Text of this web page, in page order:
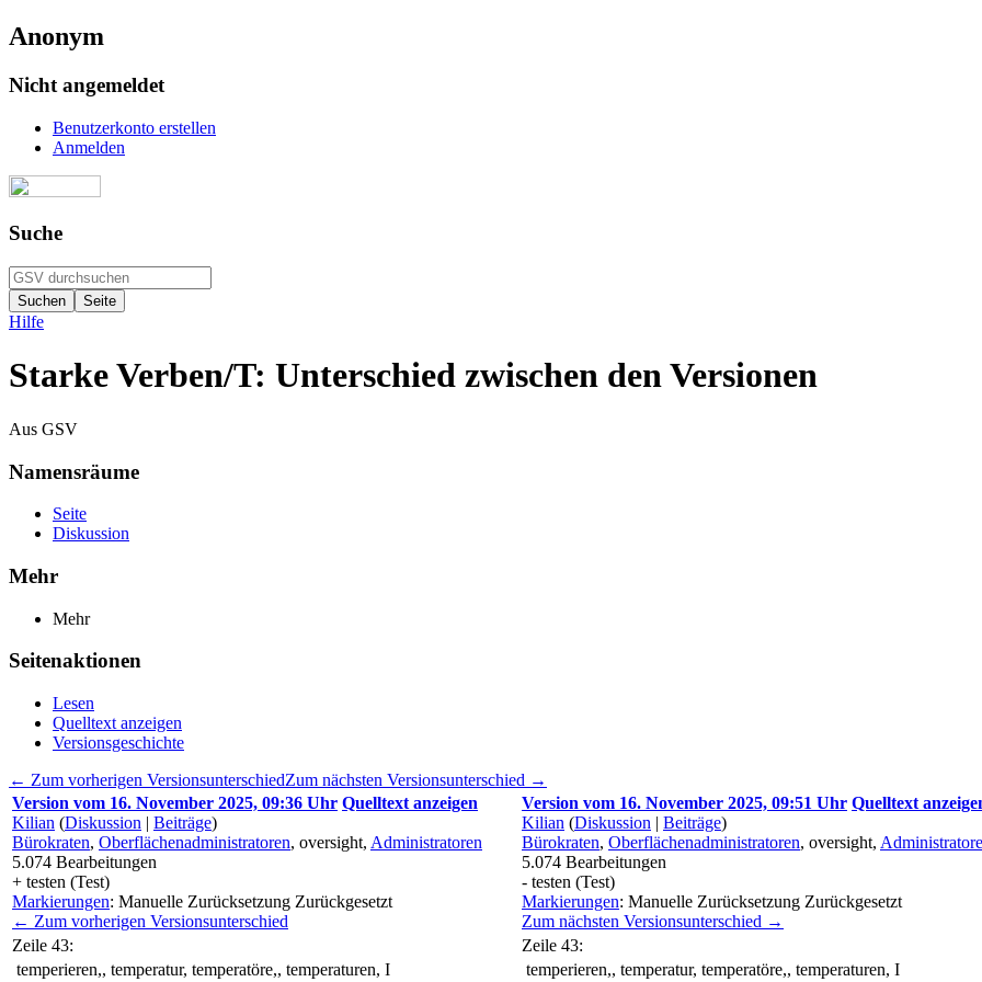
Anonym
Nicht angemeldet
Benutzerkonto erstellen
Anmelden
Suche
Hilfe
Starke Verben/T: Unterschied zwischen den Versionen
Aus GSV
Namensräume
Seite
Diskussion
Mehr
Mehr
Seitenaktionen
Lesen
Quelltext anzeigen
Versionsgeschichte
← Zum vorherigen VersionsunterschiedZum nächsten Versionsunterschied →
Version vom 16. November 2025, 09:36 Uhr Quelltext anzeigen
Kilian (Diskussion | Beiträge)
Bürokraten, Oberflächenadministratoren, oversight, Administratoren
5.074 Bearbeitungen
+ testen (Test)
Markierungen: Manuelle Zurücksetzung Zurückgesetzt
← Zum vorherigen Versionsunterschied
Version vom 16. November 2025, 09:51 Uhr Quelltext
Kilian (Diskussion | Beiträge)
Bürokraten, Oberflächenadministratoren, oversight,
5.074 Bearbeitungen
- testen (Test)
Markierungen: Manuelle Zurücksetzung Zurückgesetzt
Zum nächsten Versionsunterschied →
Zeile 43:
Zeile 43:
temperieren,, temperatur, temperatöre,, temperaturen, I
temperieren,, temperatur, temperatöre,, temperaturen, I